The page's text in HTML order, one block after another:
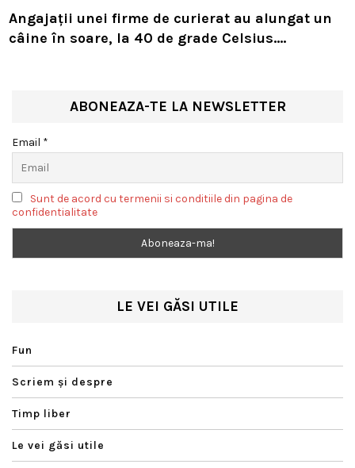
Angajații unei firme de curierat au alungat un
câine în soare, la 40 de grade Celsius.
ABONEAZA-TE LA NEWSLETTER
Email *
Sunt de acord cu termenii si conditiile din pagina de
confidentialitate
LE VEI GĂSI UTILE
Fun
Scriem şi despre
Timp liber
Le vei găsi utile